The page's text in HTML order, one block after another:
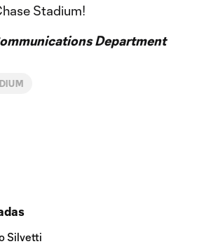
Stadium!
Department
Silvetti